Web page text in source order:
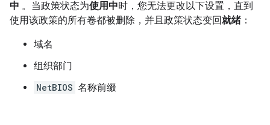
中 。当政策状态为使用中时，您无法更改以下设置，直到
使用该政策的所有卷都被删除，并且政策状态变回就绪 ：
域名
组织部门
NetBIOS 名称前缀